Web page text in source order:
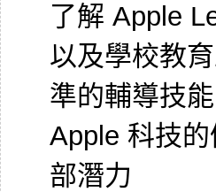
了解 Apple
以及學校教
準的輔導技
Apple 科技
部潛力